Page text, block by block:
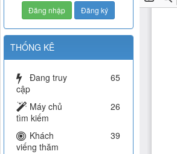
Đăng nhập Đăng ký
THỐNG KÊ
Đang truy
cập
65
Máy chủ
tìm kiếm
26
Khách
viếng thăm
39